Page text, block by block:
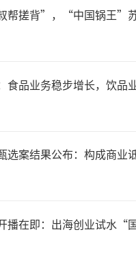
责任编辑：
帮搓背”，“中国锅王”
食品业务稳步增长，饮品
选案结果公布：构成商业
播在即：出海创业试水